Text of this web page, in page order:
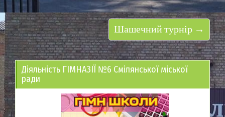
Шашечний турнір →
Діяльність ГІМНАЗІЇ №6 Смілянської міської
ради